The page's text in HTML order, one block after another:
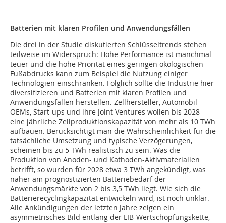
Batterien mit klaren Profilen und Anwendungsfällen
Die drei in der Studie diskutierten Schlüsseltrends stehen
teilweise im Widerspruch: Hohe Performance ist manchmal
teuer und die hohe Priorität eines geringen ökologischen
Fußabdrucks kann zum Beispiel die Nutzung einiger
Technologien einschränken. Folglich sollte die Industrie hier
diversifizieren und Batterien mit klaren Profilen und
Anwendungsfällen herstellen. Zellhersteller, Automobil-
OEMs, Start-ups und ihre Joint Ventures wollen bis 2028
eine jährliche Zellproduktionskapazität von mehr als 10 TWh
aufbauen. Berücksichtigt man die Wahrscheinlichkeit für die
tatsächliche Umsetzung und typische Verzögerungen,
scheinen bis zu 5 TWh realistisch zu sein. Was die
Produktion von Anoden- und Kathoden-Aktivmaterialien
betrifft, so wurden für 2028 etwa 3 TWh angekündigt, was
näher am prognostizierten Batteriebedarf der
Anwendungsmärkte von 2 bis 3,5 TWh liegt. Wie sich die
Batterierecyclingkapazität entwickeln wird, ist noch unklar.
Alle Ankündigungen der letzten Jahre zeigen ein
asymmetrisches Bild entlang der LIB-Wertschöpfungskette,